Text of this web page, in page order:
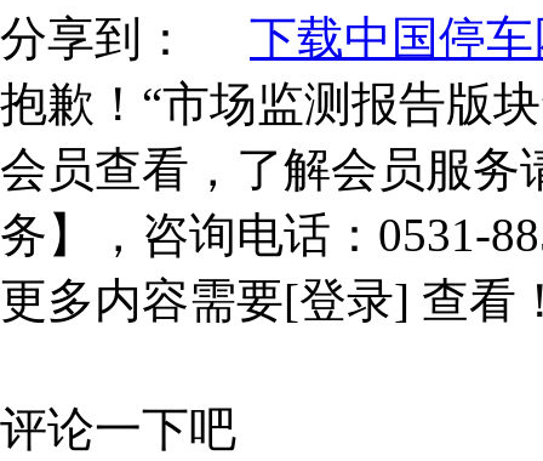
分享到：
下载中国停车
抱歉！“市场监测报告版
会员查看，了解会员服务
务】，咨询电话：0531-
更多内容需要[登录] 查看
评论一下吧